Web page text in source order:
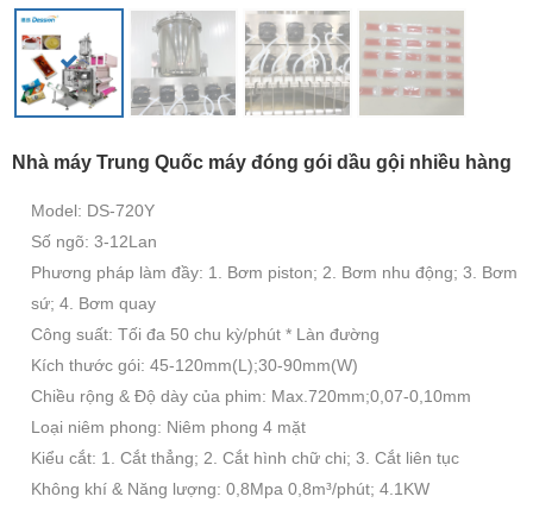
Nhà máy Trung Quốc máy đóng gói dầu gội nhiều hàng
Model: DS-720Y
Số ngõ: 3-12Lan
Phương pháp làm đầy: 1. Bơm piston; 2. Bơm nhu động; 3. Bơm
sứ; 4. Bơm quay
Công suất: Tối đa 50 chu kỳ/phút * Làn đường
Kích thước gói: 45-120mm(L);30-90mm(W)
Chiều rộng & Độ dày của phim: Max.720mm;0,07-0,10mm
Loại niêm phong: Niêm phong 4 mặt
Kiểu cắt: 1. Cắt thẳng; 2. Cắt hình chữ chi; 3. Cắt liên tục
Không khí & Năng lượng: 0,8Mpa 0,8m³/phút; 4.1KW